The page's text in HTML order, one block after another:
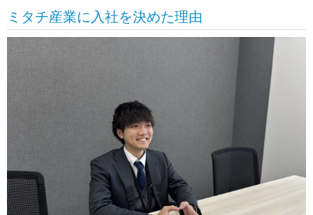
ミタチ産業に入社を決めた理由